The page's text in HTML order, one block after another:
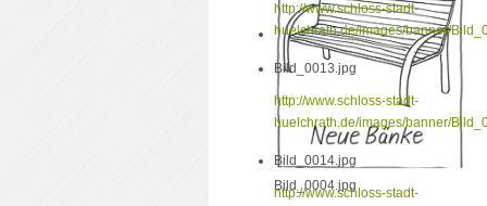
Bild_0004.jpg
http://www.schloss-stadt-
huelchrath.de/images/banner/
Bild_0013.jpg
http://www.schloss-stadt-
huelchrath.de/images/banner/
Bild_0014.jpg
http://www.schloss-stadt-